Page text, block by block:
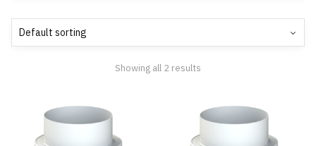
Showing all 2 results